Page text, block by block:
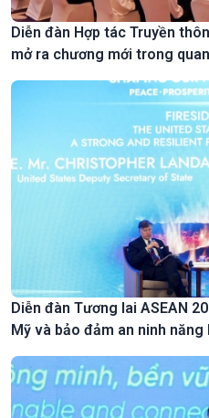
Diễn đàn Hợp tác Truyền
mở ra chương mới trong
Diễn đàn Tương lai ASEAN
Mỹ và bảo đảm an ninh năng